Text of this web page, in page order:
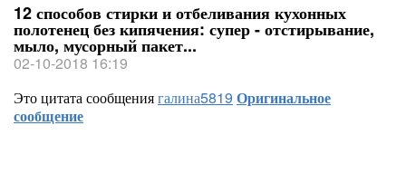
12 способов стирки и отбеливания кухонных
полотенец без кипячения: супер - отстирывание,
мыло, мусорный пакет...
02-10-2018 16:19
Это цитата сообщениягалина5819 Оригинальное
сообщение